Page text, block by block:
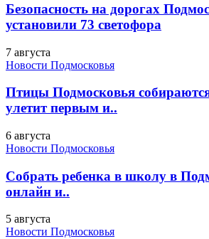
Безопасность на дорогах
установили 73 светофора
7 августа
Новости Подмосковья
Птицы Подмосковья
улетит первым и..
6 августа
Новости Подмосковья
Собрать ребенка в школу в
онлайн и..
5 августа
Новости Подмосковья